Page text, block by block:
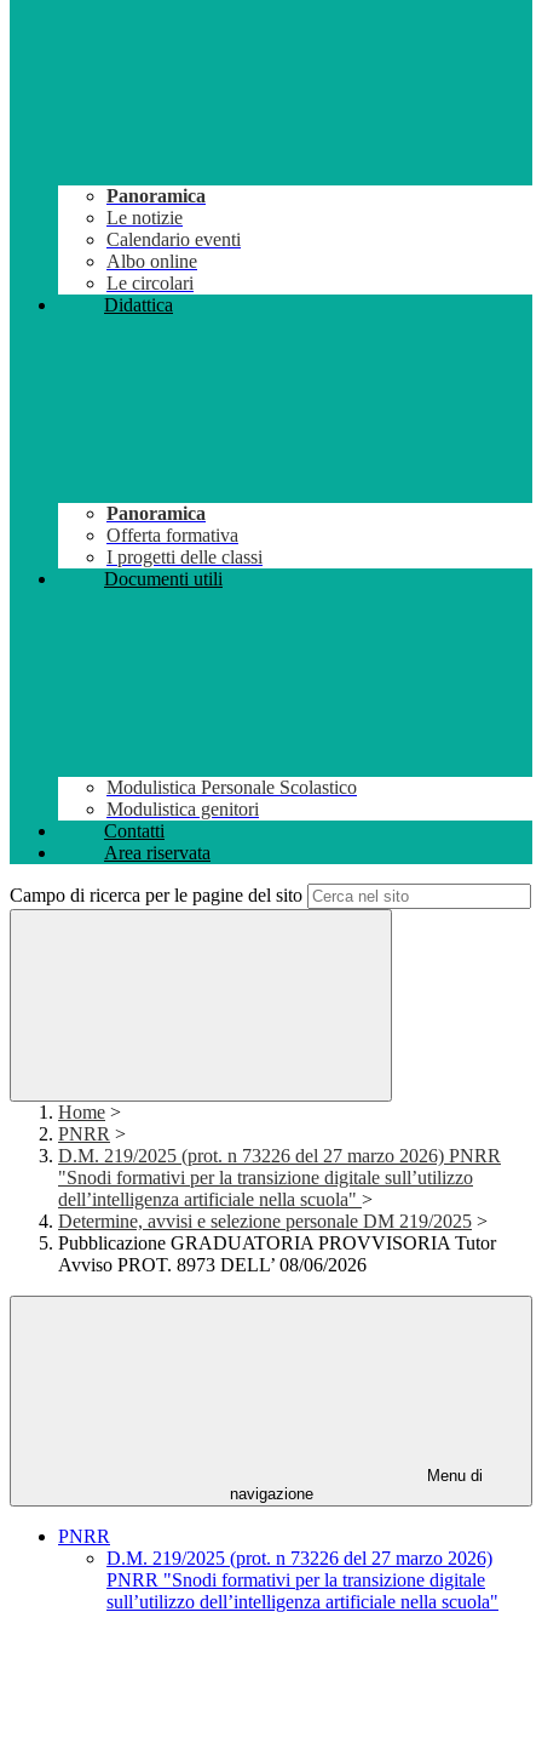
Panoramica
Le notizie
Calendario eventi
Albo online
Le circolari
Didattica
Panoramica
Offerta formativa
I progetti delle classi
Documenti utili
Modulistica Personale Scolastico
Modulistica genitori
Contatti
Area riservata
Campo di ricerca per le pagine del sito
Home >
PNRR >
D.M. 219/2025 (prot. n 73226 del 27 marzo 2026) PNRR
"Snodi formativi per la transizione digitale sull’utilizzo
dell’intelligenza artificiale nella scuola" >
Determine, avvisi e selezione personale DM 219/2025 >
Pubblicazione GRADUATORIA PROVVISORIA Tutor
Avviso PROT. 8973 DELL’ 08/06/2026
Menu di
navigazione
PNRR
D.M. 219/2025 (prot. n 73226 del 27 marzo 2026)
PNRR "Snodi formativi per la transizione digitale
sull’utilizzo dell’intelligenza artificiale nella scuola"